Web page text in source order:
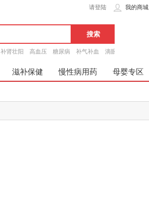
我的商城
请登陆
补肾壮阳 高血压 糖尿病 补气补血 滴眼液
滋补保健 慢性病用药 母婴专区